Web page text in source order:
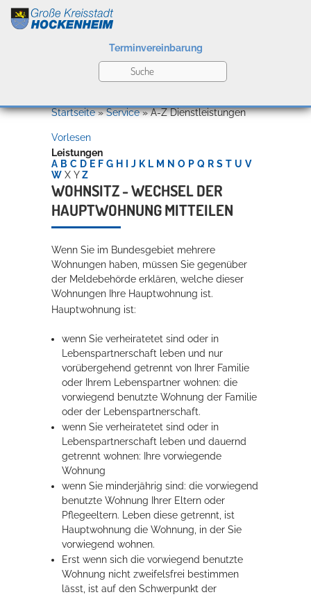
Kultur
Bildung
Wirtschaft
Rathaus
Service
Terminvereinbarung
Konzerte, Tagungen und vieles mehr
Die Stadthalle Hockenheim bietet den perfekten Standort für Events
mehr dazu...
Startseite»Service»A-Z Dienstleistungen
Vorlesen
Leistungen
A B C D E F G H J K L M N O P Q R S T U V
W X Y Z
WOHNSITZ - WECHSEL DER
HAUPTWOHNUNG MITTEILEN
Wenn Sie im Bundesgebiet mehrere
Wohnungen haben, müssen Sie gegenüber
der Meldebehörde erklären, welche dieser
Wohnungen Ihre Hauptwohnung ist.
Hauptwohnung ist:
wenn Sie verheiratetet sind oder in
Lebenspartnerschaft leben und nur
vorübergehend getrennt von Ihrer Familie
oder Ihrem Lebenspartner wohnen: die
vorwiegend benutzte Wohnung der Familie
oder der Lebenspartnerschaft.
wenn Sie verheiratetet sind oder in
Lebenspartnerschaft leben und dauernd
getrennt wohnen: Ihre vorwiegende
Wohnung
wenn Sie minderjährig sind: die vorwiegend
benutzte Wohnung Ihrer Eltern oder
Pflegeeltern. Leben diese getrennt, ist
Hauptwohnung die Wohnung, in der Sie
vorwiegend wohnen.
Erst wenn sich die vorwiegend benutzte
Wohnung nicht zweifelsfrei bestimmen
lässt, ist auf den Schwerpunkt der